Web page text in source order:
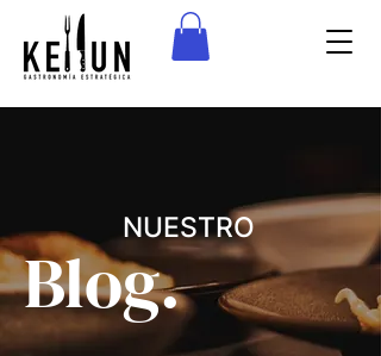
NUESTRO
Blog.